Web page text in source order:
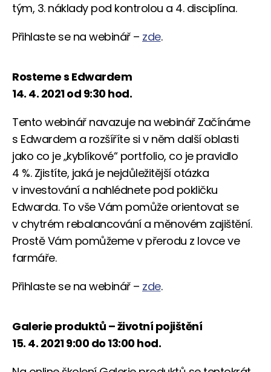
tým, 3. náklady pod kontrolou a 4. disciplína.
Přihlaste se na webinář – zde.
Rosteme s Edwardem
14. 4. 2021 od 9:30 hod.
Tento webinář navazuje na webinář Začínáme
s Edwardem a rozšíříte si v něm další oblasti
jako co je „kyblíkové“ portfolio, co je pravidlo
4 %. Zjistíte, jaká je nejdůležitější otázka
v investování a nahlédnete pod pokličku
Edwarda. To vše Vám pomůže orientovat se
v chytrém rebalancování a měnovém zajištění.
Prostě Vám pomůžeme v přerodu z lovce ve
farmáře.
Přihlaste se na webinář – zde.
Galerie produktů – životní pojištění
15. 4. 2021 9:00 do 13:00 hod.